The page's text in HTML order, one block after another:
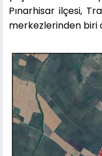
Pınarhisar ilçesi,
merkezlerinden biri